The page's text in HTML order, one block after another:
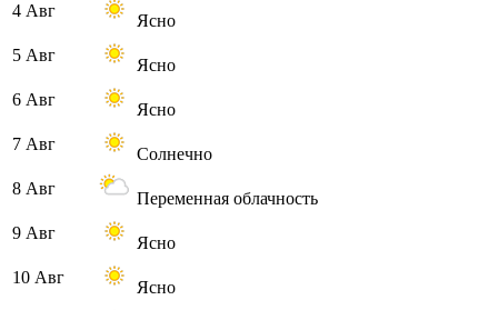
4 Авг
Ясно
5 Авг
Ясно
6 Авг
Ясно
7 Авг
Солнечно
8 Авг
Переменная облачность
9 Авг
Ясно
10 Авг
Ясно